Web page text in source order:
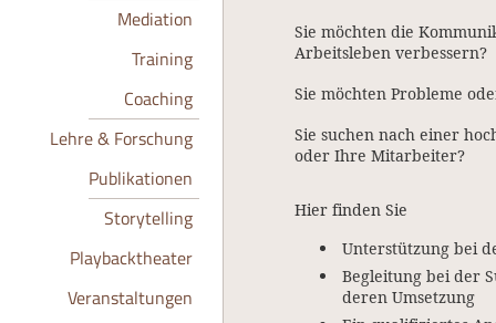
Mediation
Training
Coaching
Lehre & Forschung
Publikationen
Storytelling
Playbacktheater
Veranstaltungen
Sie möchten die
Arbeitsleben verbessern?
Sie möchten Probleme
Sie suchen nach einer
oder Ihre Mitarbeiter?
Hier finden Sie
Unterstützung bei
Begleitung bei der
deren Umsetzung